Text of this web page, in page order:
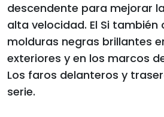
descendente para mejorar
alta velocidad. El Si también
molduras negras brillantes
exteriores y en los marcos
Los faros delanteros y
serie.